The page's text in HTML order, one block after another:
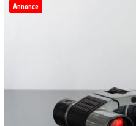
Annonce